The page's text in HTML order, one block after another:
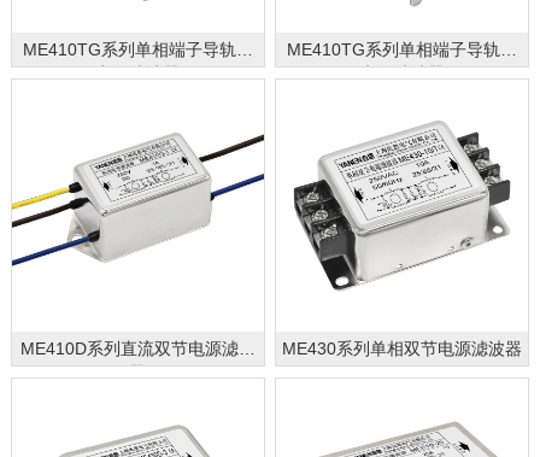
ME410TG系列单相端子导轨式
电源滤波器
ME410TG系列单相端子导轨式
电源滤波器
ME410D系列直流双节电源滤波
器
ME430系列单相双节电源滤波器